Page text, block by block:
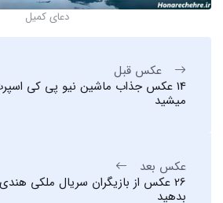
دعای کمیل
عکس قبل
14 عکس جذاب ماشین نیو پی کی
میشید
عکس بعد
26 عکس از بازیگران سریال ملکی
بدهید